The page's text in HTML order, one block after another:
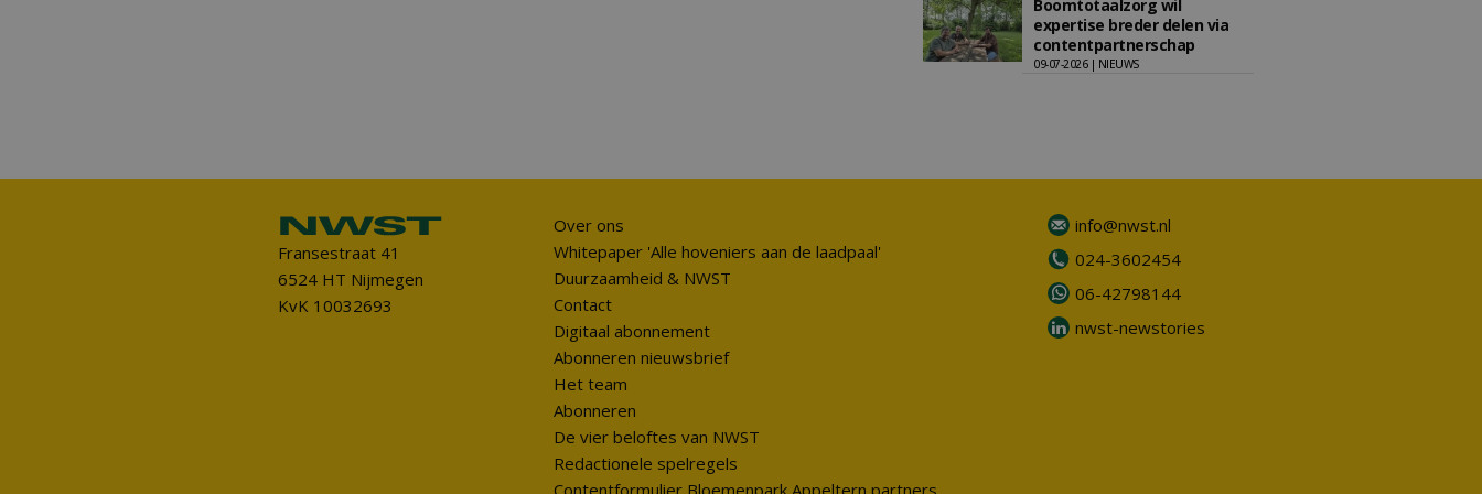
Boomtotaalzorg wil
expertise breder delen via
contentpartnerschap
09-07-2026 | NIEUWS
Fransestraat 41
6524 HT Nijmegen
KvK 10032693
Over ons
Whitepaper 'Alle hoveniers aan de laadpaal'
Duurzaamheid & NWST
Contact
Digitaal abonnement
Abonneren nieuwsbrief
Het team
Abonneren
De vier beloftes van NWST
Redactionele spelregels
Contentformulier Bloemenpark Appeltern partners
info@nwst.nl
024-3602454
06-42798144
nwst-newstories